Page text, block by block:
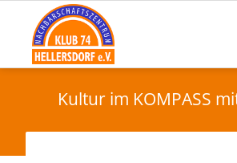
Kultur im KOMPASS